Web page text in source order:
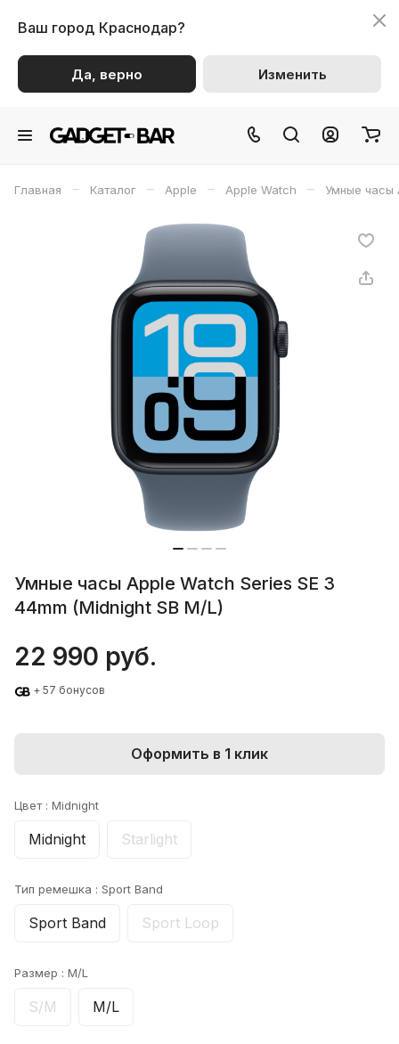
Ваш город Краснодар?
Да, верно Изменить
Главная – Каталог – Apple – Apple Watch – Умные часы
Умные часы Apple Watch Series SE 3
44mm (Midnight SB M/L)
22 990 руб.
+ 57 бонусов
Оформить в 1 клик
Цвет : Midnight
Midnight Starlight
Тип ремешка : Sport Band
Sport Band Sport Loop
Размер : M/L
S/M M/L